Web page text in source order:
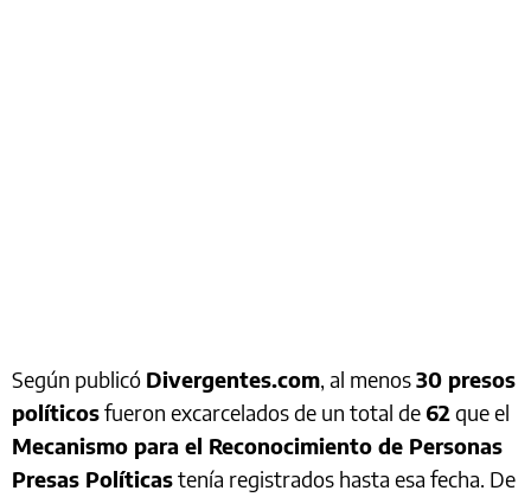
Según publicó Divergentes.com, al menos30 presos
políticosfueron excarcelados de un total de 62que el
Mecanismo para el Reconocimiento de Personas
Presas Políticastenía registrados hasta esa fecha. De